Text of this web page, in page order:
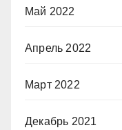
Май 2022
Апрель 2022
Март 2022
Декабрь 2021